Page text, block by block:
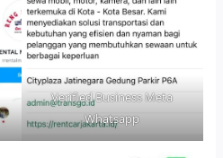
Verified Business Meta
Whatsapp